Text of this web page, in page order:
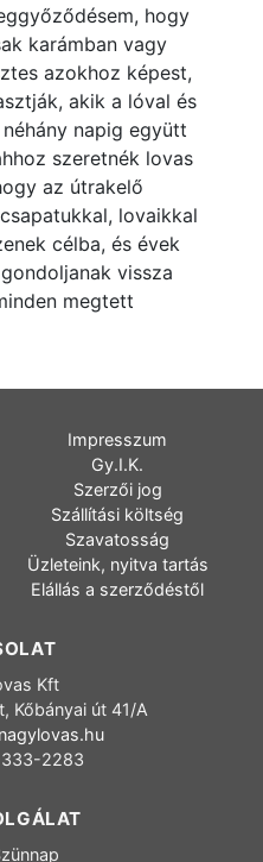
hogy
karámban vagy
azokhoz képest,
akik a lóval és
napig együtt
szeretnék lovas
az útrakelő
lovaikkal
célba, és évek
vissza
megtett
Impresszum
Gy.I.K.
Szerzői jog
Szállítási költség
Szavatosság
Üzleteink, nyitva tartás
Elállás a szerződéstől
Kft
Kőbányai út 41/A
2283